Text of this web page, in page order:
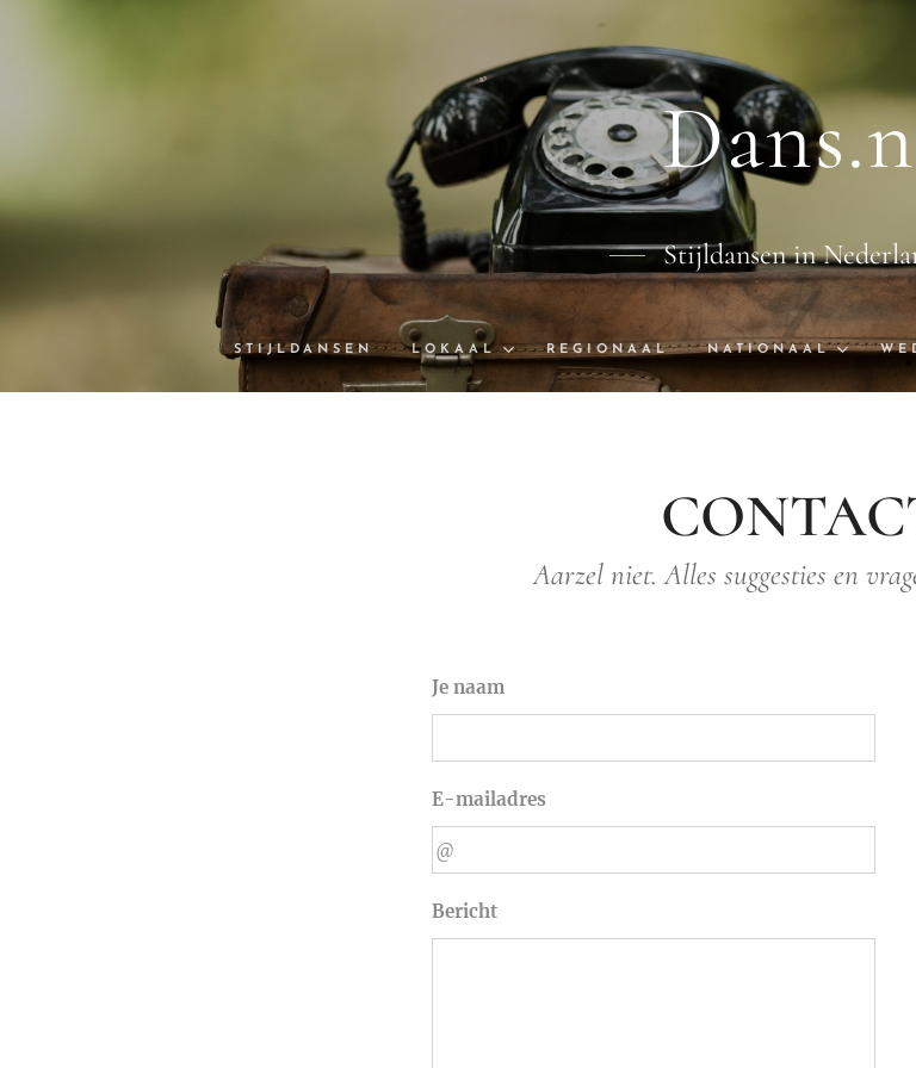
Stijldansen in
STIJLDANSEN LOKAAL REGIONAAL NATIONAAL
Aarzel niet. Alles suggesties en
Je naam
E-mailadres
Bericht